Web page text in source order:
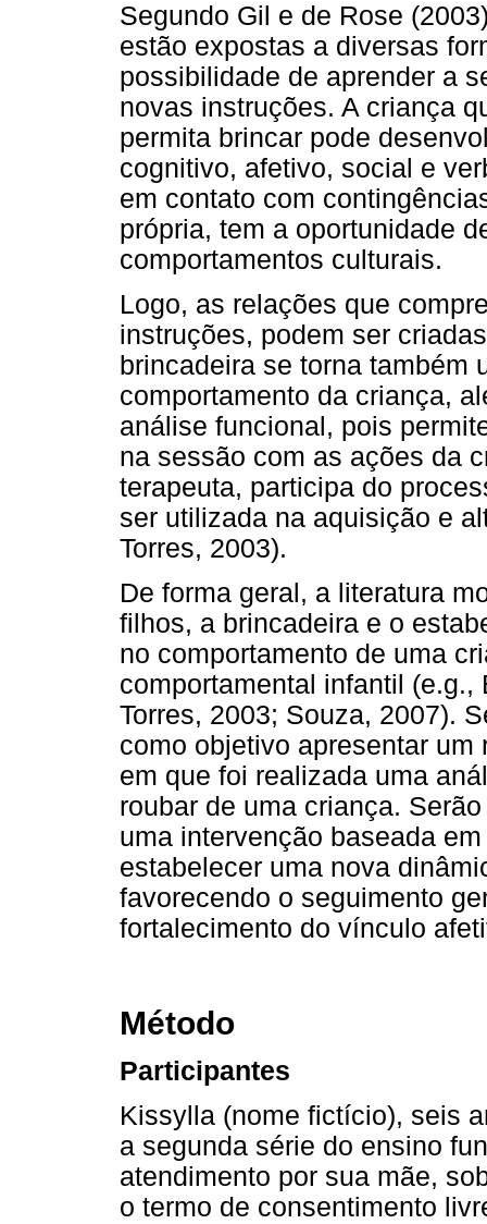
Segundo Gil e de Rose
estão expostas a diversas
possibilidade de aprender a
novas instruções. A criança
permita brincar pode
cognitivo, afetivo, social e
em contato com
própria, tem a oportunidade
comportamentos culturais.
Logo, as relações que
instruções, podem ser
brincadeira se torna também
comportamento da criança,
análise funcional, pois
na sessão com as ações da
terapeuta, participa do
ser utilizada na aquisição e
Torres, 2003).
De forma geral, a literatura
filhos, a brincadeira e o
no comportamento de uma
comportamental infantil
Torres, 2003; Souza, 2007).
como objetivo apresentar
em que foi realizada uma
roubar de uma criança.
uma intervenção baseada
estabelecer uma nova
favorecendo o seguimento
fortalecimento do vínculo
Método
Participantes
Kissylla (nome fictício), seis
a segunda série do ensino
atendimento por sua mãe,
o termo de consentimento